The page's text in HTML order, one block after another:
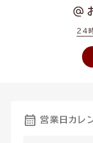
24
営業日カレ